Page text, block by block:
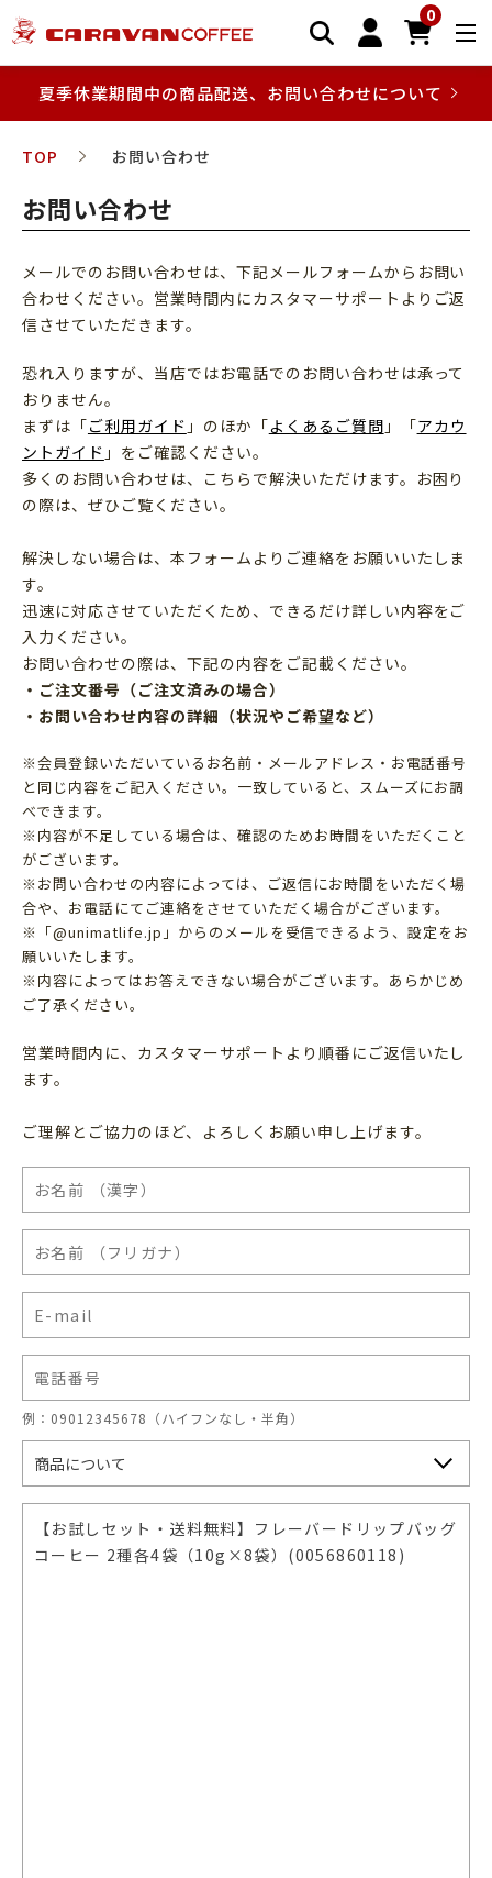
0
夏季休業期間中の商品配送、お問い合わせについて
TOP お問い合わせ
お問い合わせ
メールでのお問い合わせは、下記メールフォームからお問い
合わせください。営業時間内にカスタマーサポートよりご返
信させていただきます。
恐れ入りますが、当店ではお電話でのお問い合わせは承って
おりません。
まずは「ご利用ガイド 」のほか「よくあるご質問 」「アカウ
ントガイド 」をご確認ください。
多くのお問い合わせは、こちらで解決いただけます。お困り
の際は、ぜひご覧ください。
解決しない場合は、本フォームよりご連絡をお願いいたしま
す。
迅速に対応させていただくため、できるだけ詳しい内容をご
入力ください。
お問い合わせの際は、下記の内容をご記載ください。
・ご注文番号（ご注文済みの場合）
・お問い合わせ内容の詳細（状況やご希望など）
※会員登録いただいているお名前・メールアドレス・お電話番号
と同じ内容をご記入ください。一致していると、スムーズにお調
べできます。
※内容が不足している場合は、確認のためお時間をいただくこと
がございます。
※お問い合わせの内容によっては、ご返信にお時間をいただく場
合や、お電話にてご連絡をさせていただく場合がございます。
※「@unimatlife.jp」からのメールを受信できるよう、設定をお
願いいたします。
※内容によってはお答えできない場合がございます。あらかじめ
ご了承ください。
営業時間内に、カスタマーサポートより順番にご返信いたし
ます。
ご理解とご協力のほど、よろしくお願い申し上げます。
例：09012345678（ハイフンなし・半角）